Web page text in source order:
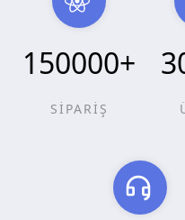
150000+
SİPARİŞ